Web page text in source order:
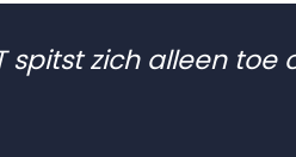
spitst zich alleen